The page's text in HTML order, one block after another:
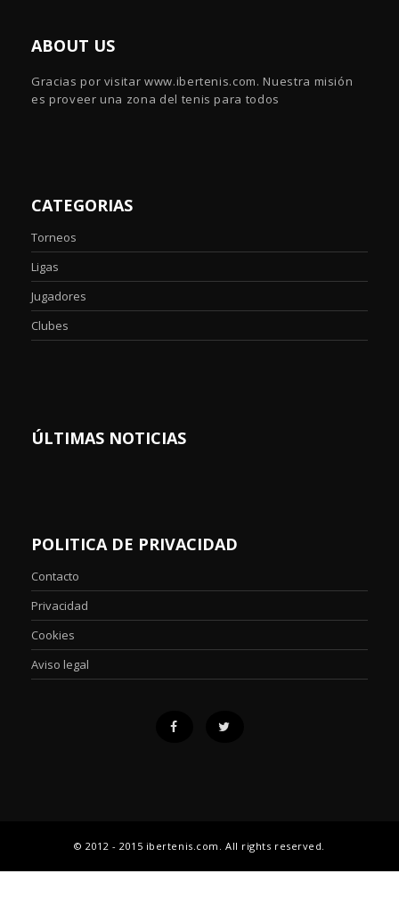
ABOUT US
Gracias por visitar www.ibertenis.com. Nuestra misión
es proveer una zona del tenis para todos
CATEGORIAS
Torneos
Ligas
Jugadores
Clubes
ÚLTIMAS NOTICIAS
POLITICA DE PRIVACIDAD
Contacto
Privacidad
Cookies
Aviso legal
© 2012 - 2015 ibertenis.com. All rights reserved.